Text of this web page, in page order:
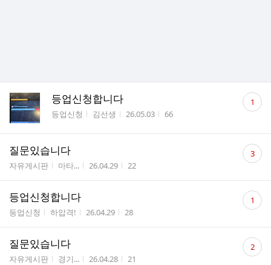
등업신청합니다
게시판명
등업신청 작성자
김선생 작성시간
26.05.03 조회수
66
댓
글 1
질문있습니다
게시판명
자유게시판 작성자
마타... 작성시간
26.04.29 조회수
22
댓
글 3
등업신청합니다
게시판명
등업신청 작성자
하압격! 작성시간
26.04.29 조회수
28
댓
글 1
질문있습니다
게시판명
자유게시판 작성자
경기... 작성시간
26.04.28 조회수
21
댓
글 2